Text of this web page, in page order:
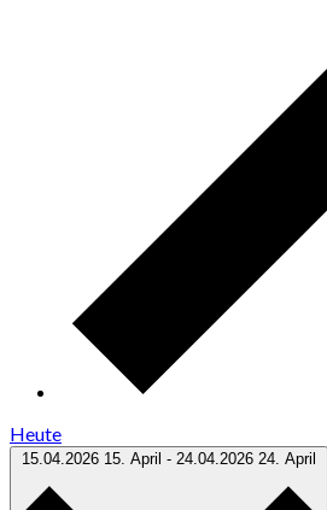
Heute
15.04.2026 15. April - 24.04.2026 24. April